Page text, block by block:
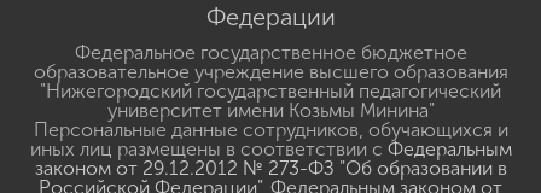
Федерации
Федеральное государственное бюджетное
образовательное учреждение высшего образования
"Нижегородский государственный педагогический
университет имени Козьмы Минина"
Персональные данные сотрудников, обучающихся и
иных лиц размещены в соответствии с Федеральным
законом от 29.12.2012 № 273-ФЗ "Об образовании в
Российской Федерации", Федеральным законом от